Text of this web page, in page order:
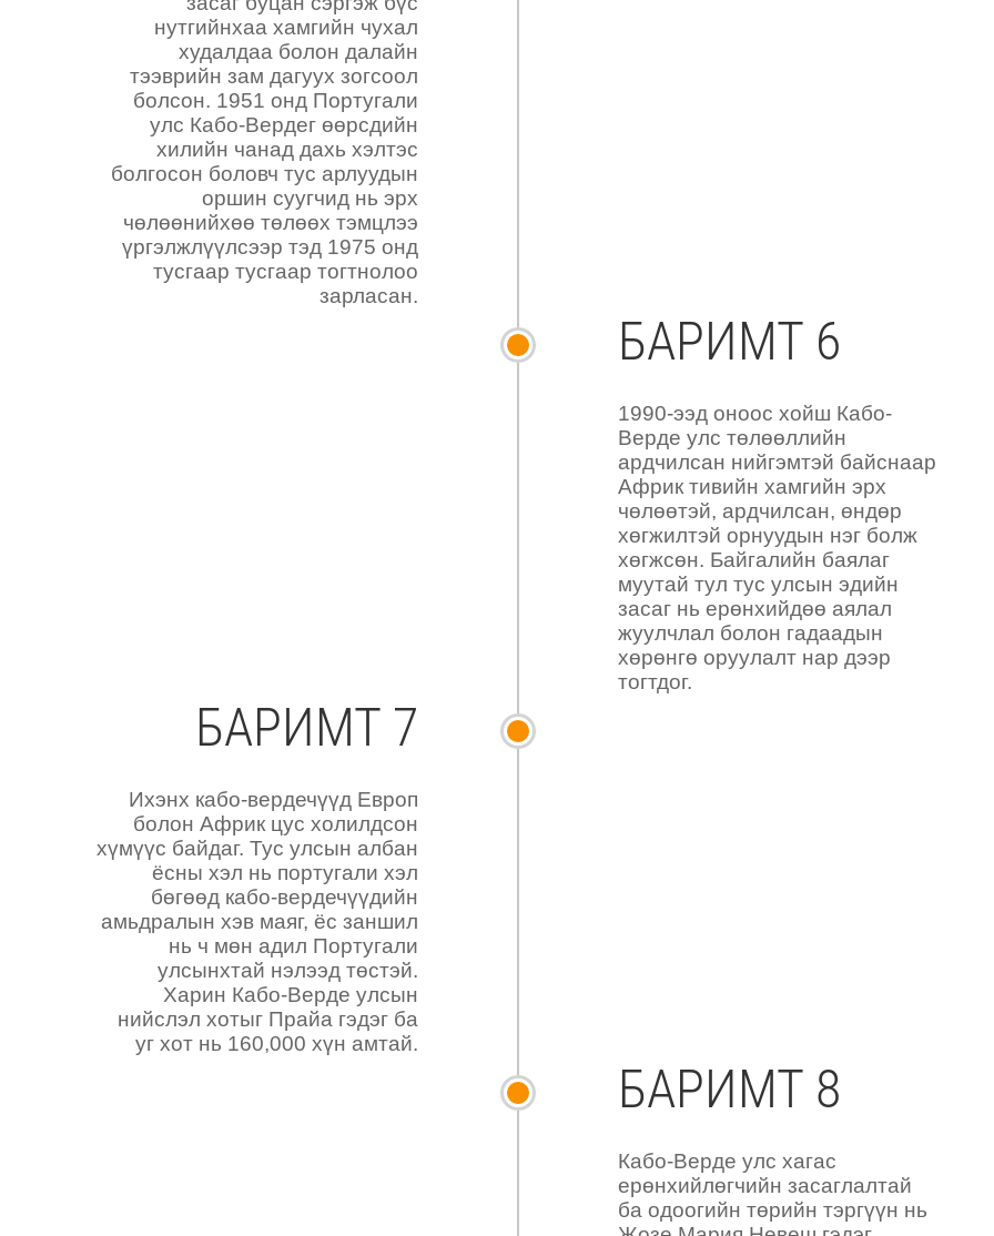
нутгийнхаа хамгийн чухал
худалдаа болон далайн
тээврийн зам дагуух зогсоол
болсон. 1951 онд Португали
улс Кабо-Вердег өөрсдийн
хилийн чанад дахь хэлтэс
болгосон боловч тус арлуудын
оршин суугчид нь эрх
чөлөөнийхөө төлөөх тэмцлээ
үргэлжлүүлсээр тэд 1975 онд
тусгаар тусгаар тогтнолоо
зарласан.
БАРИМТ 6
1990-ээд оноос хойш Кабо-
Верде улс төлөөллийн
ардчилсан нийгэмтэй байснаар
Африк тивийн хамгийн эрх
чөлөөтэй, ардчилсан, өндөр
хөгжилтэй орнуудын нэг болж
хөгжсөн. Байгалийн баялаг
муутай тул тус улсын эдийн
засаг нь ерөнхийдөө аялал
жуулчлал болон гадаадын
хөрөнгө оруулалт нар дээр
тогтдог.
БАРИМТ 7
Ихэнх кабо-вердечүүд Европ
болон Африк цус холилдсон
хүмүүс байдаг. Тус улсын албан
ёсны хэл нь португали хэл
бөгөөд кабо-вердечүүдийн
амьдралын хэв маяг, ёс заншил
нь ч мөн адил Португали
улсынхтай нэлээд төстэй.
Харин Кабо-Верде улсын
нийслэл хотыг Прайа гэдэг ба
уг хот нь 160,000 хүн амтай.
БАРИМТ 8
Кабо-Верде улс хагас
ерөнхийлөгчийн засаглалтай
ба одоогийн төрийн тэргүүн нь